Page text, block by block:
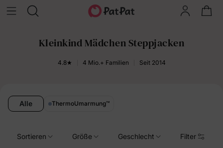
Kleinkind Mädchen Steppjacken
4.8★ 4 Mio.+ Familien Seit 2014
Alle ThermoUmarmung™
Sortieren Größe Geschlecht Filter